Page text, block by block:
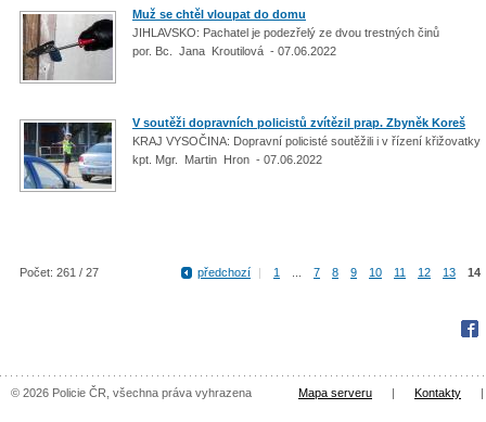
Muž se chtěl vloupat do domu
JIHLAVSKO: Pachatel je podezřelý ze dvou trestných činů
por. Bc. Jana Kroutilová - 07.06.2022
V soutěži dopravních policistů zvítězil prap. Zbyněk Koreš
KRAJ VYSOČINA: Dopravní policisté soutěžili i v řízení křižovatky
kpt. Mgr. Martin Hron - 07.06.2022
Počet: 261 / 27 předchozí | 1 7 8 9 10 11 12 13 14
© 2026 Policie ČR, všechna práva vyhrazena Mapa serveru | Kontakty |